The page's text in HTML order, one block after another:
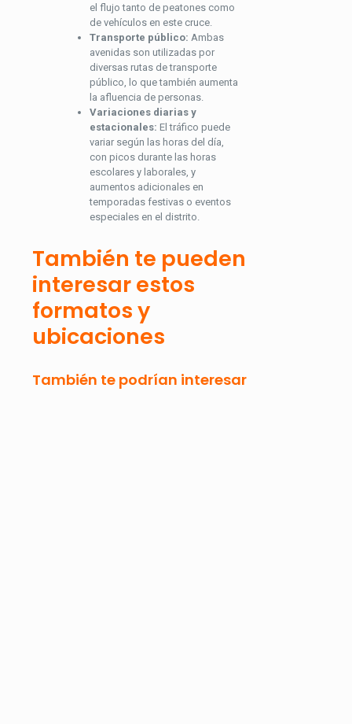
el flujo tanto de peatones como
de vehículos en este cruce.
Transporte público: Ambas
avenidas son utilizadas por
diversas rutas de transporte
público, lo que también aumenta
la afluencia de personas.
Variaciones diarias y
estacionales: El tráfico puede
variar según las horas del día,
con picos durante las horas
escolares y laborales, y
aumentos adicionales en
temporadas festivas o eventos
especiales en el distrito.
También te pueden
interesar estos
formatos y
ubicaciones
También te podrían interesar